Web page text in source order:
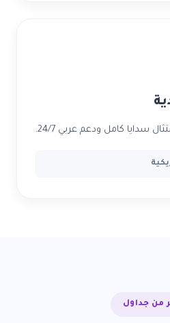
سدايا كامل ودعم عربي 24/7.
من جداول